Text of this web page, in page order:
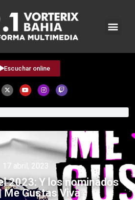
Escuchar online
17 abril, 2023
2023: Y los nominados
Me Gustas Viva